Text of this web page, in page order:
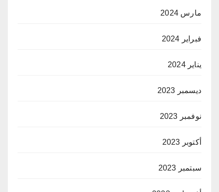
مارس 2024
فبراير 2024
يناير 2024
ديسمبر 2023
نوفمبر 2023
أكتوبر 2023
سبتمبر 2023